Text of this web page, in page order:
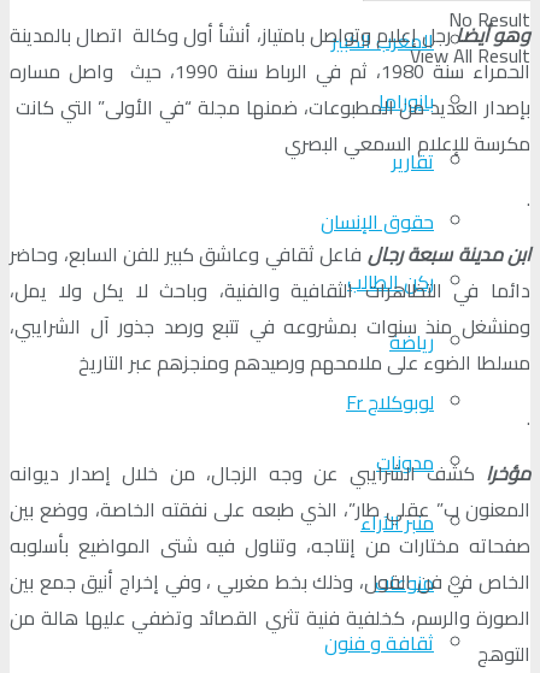
No Result
View All Resultالمغرب الكبير
بانوراما
تقارير
حقوق الإنسان
ركن الطالب
رياضة
لوبوكلاج Fr
مدونات
منبر الآراء
منوعات
ثقافة و فنون
وهو أيضارجل إعلام وتواصل بامتياز، أنشأ أول وكالة اتصال بالمدينة
الحمراء سنة 1980، ثم في الرباط سنة 1990، حيث واصل مساره
بإصدار العديد من المطبوعات، ضمنها مجلة “في الأولى” التي كانت
مكرسة للإعلام السمعي البصري
.
ابن مدينة سبعة رجال فاعل ثقافي وعاشق كبير للفن السابع، وحاضر
دائما في التظاهرات الثقافية والفنية، وباحث لا يكل ولا يمل،
ومنشغل منذ سنوات بمشروعه في تتبع ورصد جذور آل الشرايبي،
مسلطا الضوء على ملامحهم ورصيدهم ومنجزهم عبر التاريخ
.
مؤخرا كشف الشرايبي عن وجه الزجال، من خلال إصدار ديوانه
المعنون ب” عقلي طار”، الذي طبعه على نفقته الخاصة، ووضع بين
صفحاته مختارات من إنتاجه، وتناول فيه شتى المواضيع بأسلوبه
الخاص في فن القول، وذلك بخط مغربي ، وفي إخراج أنيق جمع بين
الصورة والرسم، كخلفية فنية تثري القصائد وتضفي عليها هالة من
التوهج